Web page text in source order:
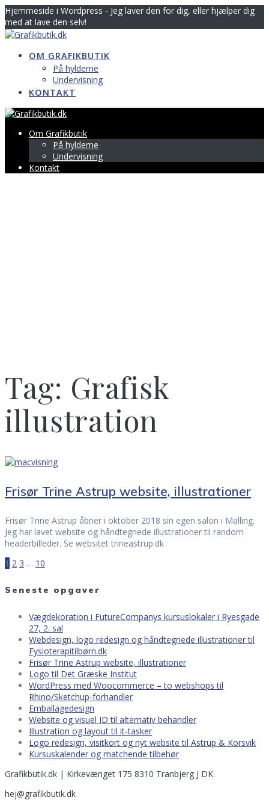
Skip
to
content
Hjemmeside i Wordpress - Jeg laver den for dig, eller hjælper dig
med at lave den selv!
OM GRAFIKBUTIK
På hylderne
Undervisning
KONTAKT
Om Grafikbutik
På hylderne
Undervisning
Kontakt
Tag: Grafisk
illustration
Frisør Trine Astrup website, illustrationer
Frisør Trine Astrup åbner i oktober 2018 sin egen salon i Malling.
Jeg har lavet website og håndtegnede illustrationer til random
headerbilleder. Se websitet trineastrup.dk
Posts
navigation
Page
1 Page
2 Page
3 … Page
10
Seneste opgaver
Vægdekoration i FutureCompanys kursuslokaler i Ryesgade
27, 2. sal
Webdesign, logo redesign og håndtegnede illustrationer til
Fysioterapitilbørn.dk
Frisør Trine Astrup website, illustrationer
Logo til Det Græske Institut
WordPress med Woocommerce – to webshops til
Rhino/Sketchup-forhandler
Emballagedesign
Website og visuel ID til alternativ behandler
Illustration og layout til it-tasker
Logo redesign, visitkort og nyt website til Astrup & Korsvik
Kursuskalender og matchende tilbehør
Grafikbutik.dk | Kirkevænget 175 8310 Tranbjerg J DK
hej@grafikbutik.dk